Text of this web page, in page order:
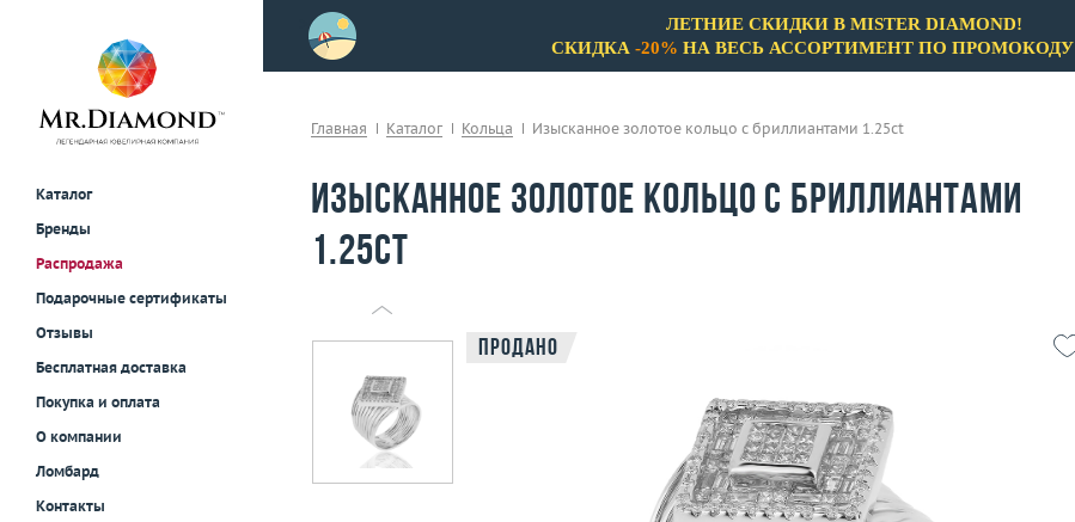
Каталог
Бренды
Распродажа
Подарочные сертификаты
Отзывы
Бесплатная доставка
Покупка и оплата
О компании
Ломбард
Контакты
примерки!
ЛЕТНИЕ СКИДКИ В MISTER DIAMOND!
СКИДКА -20% НА ВЕСЬ АССОРТИМЕНТ ПО ПРОМОКОДУ
Главная Каталог Кольца Изысканное золотое кольцо с бриллиантами 1.25ct
Изысканное золотое кольцо с бриллиантами
1.25ct
Продано